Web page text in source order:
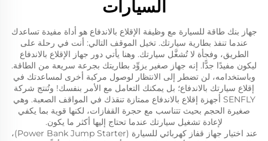
السيارات
جهاز بنك طاقة للسيارة مع وظيفة الإقلاع بالاندفاع هو أداة مفيدة تساعدك
عندما تنفذ بطارية سيارتك. تخيل الموقف التالي: أنت في رحلة على
الطريق، وفجأة لا تُشغَّل سيارتك. وهنا يأتي دور جهاز الإقلاع بالاندفاع
ليكون مفيدًا جدًّا. إنه جهاز صغير يزوِّد بطاريتك بجرعة سريعة من الطاقة.
وباستخدامه، لن تضطر إلى الانتظار لوصول مركبة أخرى لمساعدتك في
إقلاع سيارتك بالاندفاع؛ بل يمكنك التعامل مع الأمر بنفسك! وتُنتج شركة
SENFLY أجهزة إقلاع بالاندفاع ممتازة تنقذك في المواقف الصعبة. وهي
صغيرة الحجم بحيث تتناسب مع حجرة القفازات، لكنها قوية بما يكفي
لإعادة تشغيل سيارتك عندما تحتاج إليها أكثر ما يكون.
عند اختيار جهاز قفاز كهربائي للسيارة (Power Bank Jump Starter)،